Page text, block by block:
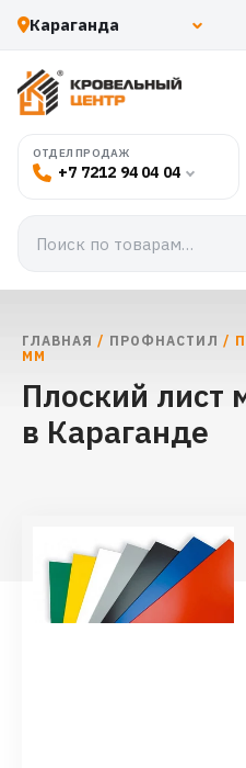
ОТДЕЛ ПРОДАЖ
+7 7212 94 04 04
ГЛАВНАЯ / ПРОФНАСТИЛ /
ММ
Плоский лист
в Караганде